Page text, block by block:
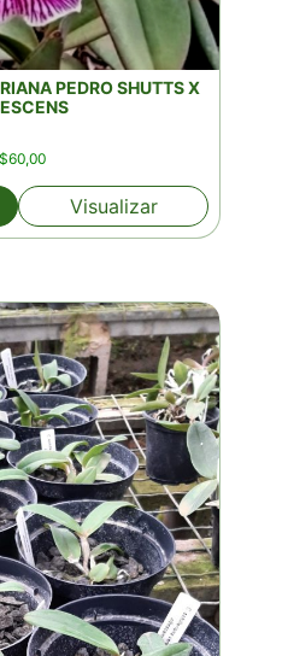
PEDRO SHUTTS X
60,00
Visualizar